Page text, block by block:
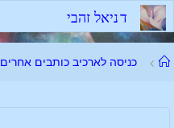
דלגו
לתוכן
דניאל זהבי
עמודכניסה לארכיב כותבים אחרים